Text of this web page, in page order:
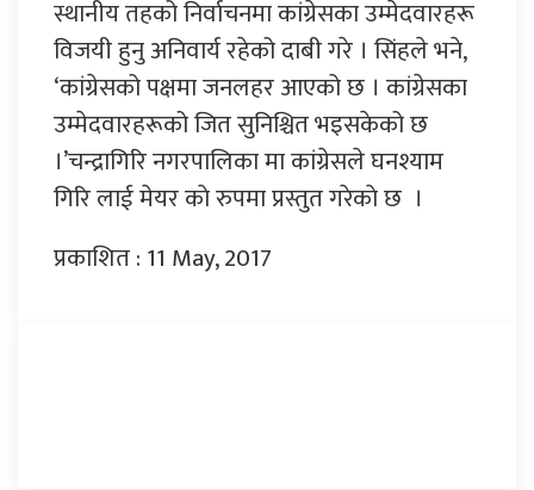
स्थानीय तहको निर्वाचनमा कांग्रेसका उम्मेदवारहरू
विजयी हुनु अनिवार्य रहेको दाबी गरे । सिंहले भने,
‘कांग्रेसको पक्षमा जनलहर आएको छ । कांग्रेसका
उम्मेदवारहरूको जित सुनिश्चित भइसकेको छ
।’चन्द्रागिरि नगरपालिका मा कांग्रेसले घनश्याम
गिरि लाई मेयर काे रुपमा प्रस्तुत गरेकाे छ ।
प्रकाशित : 11 May, 2017